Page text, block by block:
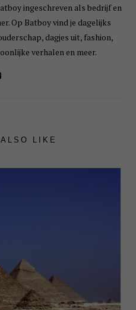
ingeschreven als bedrijf en
Op Batboy vind je dagelijks
dagjes uit, fashion,
verhalen en meer.
LIKE